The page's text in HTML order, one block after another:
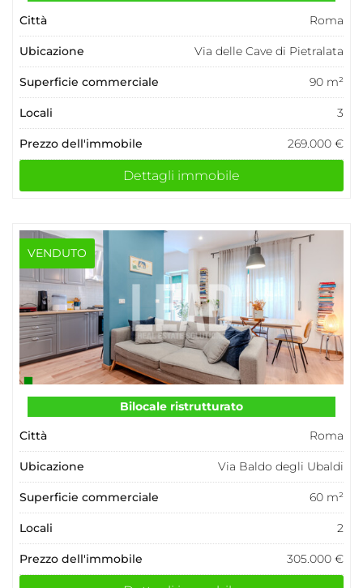
Città
Roma
Ubicazione Via delle Cave di Pietralata
Superficie commerciale 90 m²
Locali 3
Prezzo dell'immobile 269.000 €
Dettagli immobile
VENDUTO
Bilocale ristrutturato
Città
Roma
Ubicazione Via Baldo degli Ubaldi
Superficie commerciale 60 m²
Locali 2
Prezzo dell'immobile 305.000 €